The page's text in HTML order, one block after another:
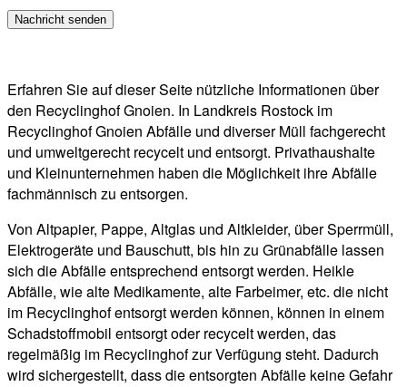
Erfahren Sie auf dieser Seite nützliche Informationen über
den Recyclinghof Gnoien. In Landkreis Rostock im
Recyclinghof Gnoien Abfälle und diverser Müll fachgerecht
und umweltgerecht recycelt und entsorgt. Privathaushalte
und Kleinunternehmen haben die Möglichkeit ihre Abfälle
fachmännisch zu entsorgen.
Von Altpapier, Pappe, Altglas und Altkleider, über Sperrmüll,
Elektrogeräte und Bauschutt, bis hin zu Grünabfälle lassen
sich die Abfälle entsprechend entsorgt werden. Heikle
Abfälle, wie alte Medikamente, alte Farbeimer, etc. die nicht
im Recyclinghof entsorgt werden können, können in einem
Schadstoffmobil entsorgt oder recycelt werden, das
regelmäßig im Recyclinghof zur Verfügung steht. Dadurch
wird sichergestellt, dass die entsorgten Abfälle keine Gefahr